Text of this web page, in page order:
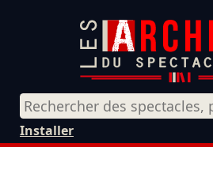
Installer